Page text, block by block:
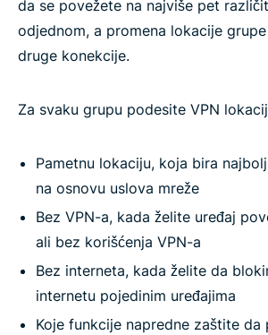
da se povežete na najviše pet
odjednom, a promena lokacije
druge konekcije.
Za svaku grupu podesite VPN
Pametnu lokaciju, koja bira
na osnovu uslova mreže
Bez VPN-a, kada želite uređaj
ali bez korišćenja VPN-a
Bez interneta, kada želite da
internetu pojedinim uređajima
Koje funkcije napredne zaštite da